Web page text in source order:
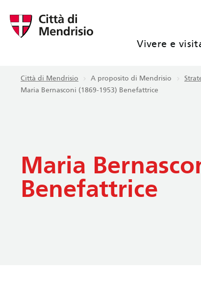
Vivere e
Città di Mendrisio A proposito di Mendrisio
Maria Bernasconi (1869-1953) Benefattrice
Maria
Benefattrice